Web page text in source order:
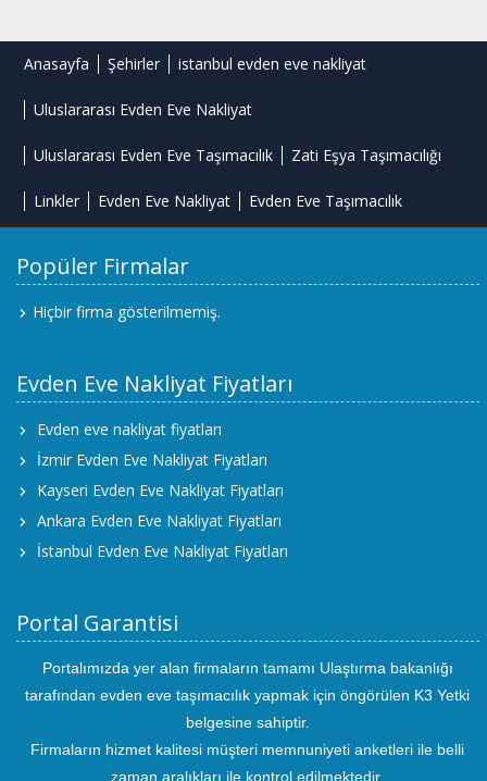
Anasayfa Şehirler istanbul evden eve nakliyat
Uluslararası Evden Eve Nakliyat
Uluslararası Evden Eve Taşımacılık Zati Eşya Taşımacılığı
Linkler Evden Eve Nakliyat Evden Eve Taşımacılık
Popüler Firmalar
Hiçbir firma gösterilmemiş.
Evden Eve Nakliyat Fiyatları
Evden eve nakliyat fiyatları
İzmir Evden Eve Nakliyat Fiyatları
Kayseri Evden Eve Nakliyat Fiyatları
Ankara Evden Eve Nakliyat Fiyatları
İstanbul Evden Eve Nakliyat Fiyatları
Portal Garantisi
Portalımızda yer alan firmaların tamamı Ulaştırma bakanlığı
tarafından evden eve taşımacılık yapmak için öngörülen K3 Yetki
belgesine sahiptir.
Firmaların hizmet kalitesi müşteri memnuniyeti anketleri ile belli
zaman aralıkları ile kontrol edilmektedir.